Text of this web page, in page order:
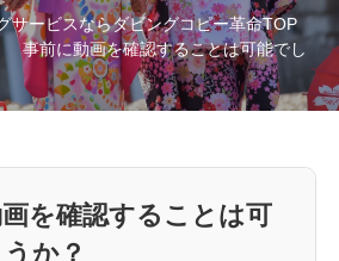
サービスならダビングコピー革命TOP
事前に動画を確認することは可能でし
を確認することは可
か？